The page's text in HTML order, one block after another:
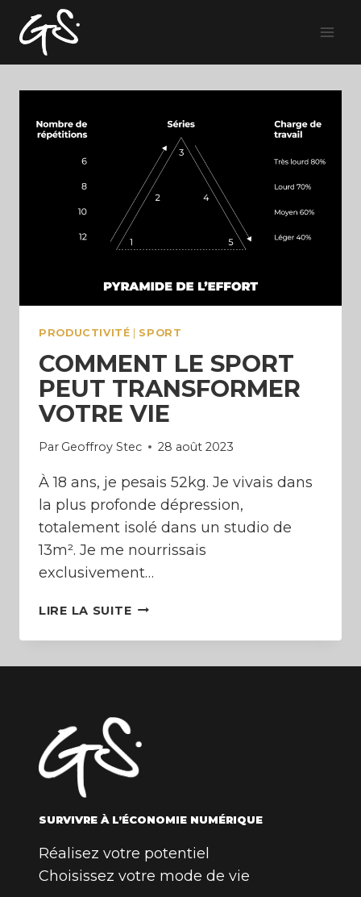
content
PRODUCTIVITÉ | SPORT
COMMENT LE SPORT
PEUT TRANSFORMER
VOTRE VIE
Par Geoffroy Stec 28 août 2023
À 18 ans, je pesais 52kg. Je vivais dans
la plus profonde dépression,
totalement isolé dans un studio de
13m². Je me nourrissais
exclusivement…
LIRE LA SUITECOMMENT
SPORT
SURVIVRE À L’ÉCONOMIE NUMÉRIQUE
Réalisez votre potentiel
Choisissez votre mode de vie